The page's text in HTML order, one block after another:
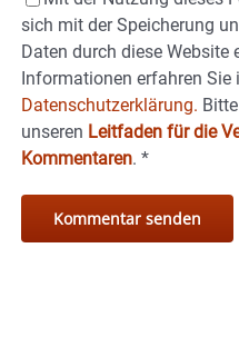
sich mit der Speicherung
Daten durch diese Website
Informationen erfahren Sie
Datenschutzerklärung.
unseren Leitfaden für die
Kommentaren. *